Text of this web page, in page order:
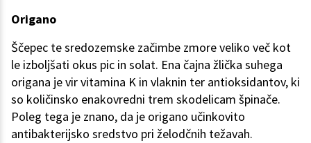
Origano
Ščepec te sredozemske začimbe zmore veliko več kot
le izboljšati okus pic in solat. Ena čajna žlička suhega
origana je vir vitamina K in vlaknin ter antioksidantov, ki
so količinsko enakovredni trem skodelicam špinače.
Poleg tega je znano, da je origano učinkovito
antibakterijsko sredstvo pri želodčnih težavah.